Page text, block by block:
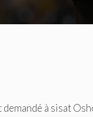
demandé à sisat